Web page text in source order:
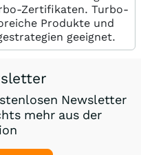
Zertifikaten. Turbo-
Produkte und
geeignet.
Newsletter
mehr aus der